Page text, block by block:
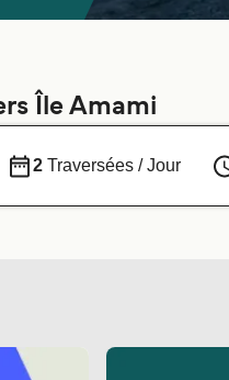
Île Amami
2Traversées / Jour